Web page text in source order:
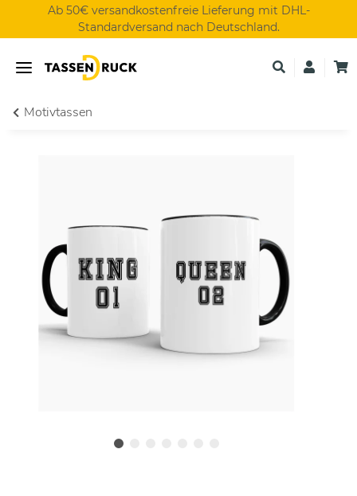
Ab 50€ versandkostenfreie Lieferung mit DHL-
Standardversand nach Deutschland.
Motivtassen